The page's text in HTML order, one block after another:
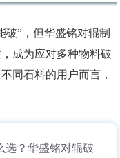
”，但华盛铭对辊制
成为应对多种物料破
同石料的用户而言，
选？华盛铭对辊破